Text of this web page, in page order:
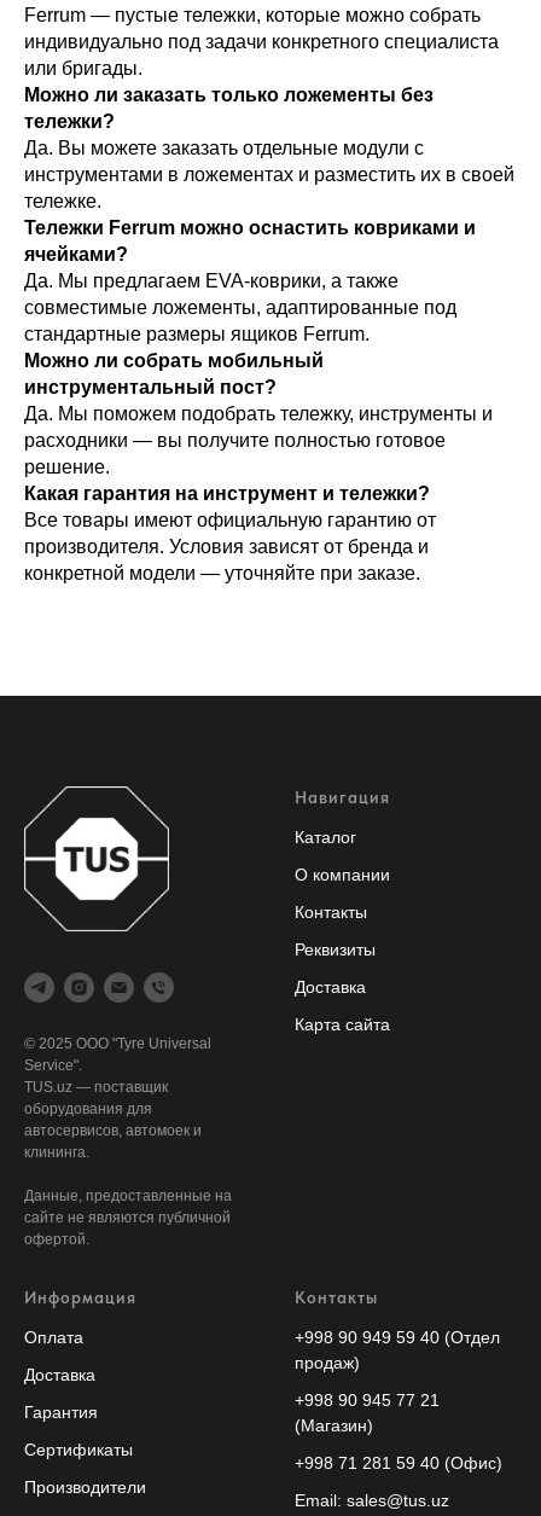
Ferrum — пустые тележки, которые можно собрать
индивидуально под задачи конкретного специалиста
или бригады.
Можно ли заказать только ложементы без
тележки?
Да. Вы можете заказать отдельные модули с
инструментами в ложементах и разместить их в своей
тележке.
Тележки Ferrum можно оснастить ковриками и
ячейками?
Да. Мы предлагаем EVA-коврики, а также
совместимые ложементы, адаптированные под
стандартные размеры ящиков Ferrum.
Можно ли собрать мобильный
инструментальный пост?
Да. Мы поможем подобрать тележку, инструменты и
расходники — вы получите полностью готовое
решение.
Какая гарантия на инструмент и тележки?
Все товары имеют официальную гарантию от
производителя. Условия зависят от бренда и
конкретной модели — уточняйте при заказе.
© 2025 ООО "Tyre Universal
Service".
TUS.uz — поставщик
оборудования для
автосервисов, автомоек и
клининга.
Данные, предоставленные на
сайте не являются публичной
офертой.
Навигация
Каталог
О компании
Контакты
Реквизиты
Доставка
Карта сайта
Информация
Оплата
Доставка
Гарантия
Сертификаты
Производители
Контакты
+998 90 949 59 40 (Отдел
продаж)
+998 90 945 77 21
(Магазин)
+998 71 281 59 40 (Офис)
Email: sales@tus.uz